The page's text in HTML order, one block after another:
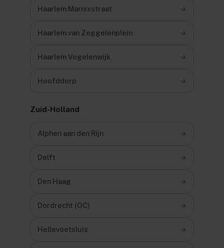
Haarlem Marnixstraat →
Haarlem van Zeggelenplein →
Haarlem Vogelenwijk →
Hoofddorp →
Zuid-Holland
Alphen aan den Rijn →
Delft →
Den Haag →
Dordrecht (OC) →
Hellevoetsluis →